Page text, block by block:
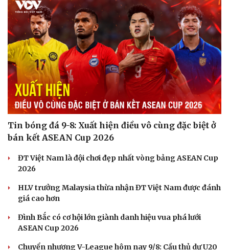
Du lịch
Tư vấn
Săn Tour
check-in
Podcast
Câu chuyện thời sự
Đọc truyện đêm khuya
Cửa sổ tình yêu
Kể chuyện cho bé
Hạt giống tâm hồn
Tin bóng đá 9-8: Xuất hiện điều vô cùng đặc biệt ở
bán kết ASEAN Cup 2026
ĐT Việt Nam là đội chơi đẹp nhất vòng bảng ASEAN Cup
2026
HLV trưởng Malaysia thừa nhận ĐT Việt Nam được đánh
giá cao hơn
Đình Bắc có cơ hội lớn giành danh hiệu vua phá lưới
ASEAN Cup 2026
Chuyển nhượng V-League hôm nay 9/8: Cầu thủ dự U20